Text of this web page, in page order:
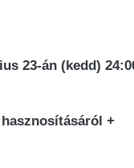
23-án (kedd)
+